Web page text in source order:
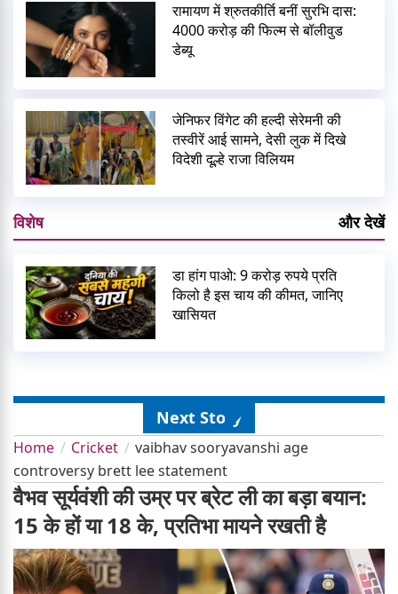
रामायण में श्रुतकीर्ति बनीं सुरभि दास:
4000 करोड़ की फिल्म से बॉलीवुड
डेब्यू
जेनिफर विंगेट की हल्दी सेरेमनी की
तस्वीरें आई सामने, देसी लुक में दिखे
विदेशी दूल्हे राजा विलियम
विशेष और देखें
डा हांग पाओ: 9 करोड़ रुपये प्रति
किलो है इस चाय की कीमत, जानिए
खासियत
Next Story
Home Cricket
vaibhav sooryavanshi age
controversy brett lee statement
वैभव सूर्यवंशी की उम्र पर ब्रेट ली का बड़ा बयान:
15 के हों या 18 के, प्रतिभा मायने रखती है